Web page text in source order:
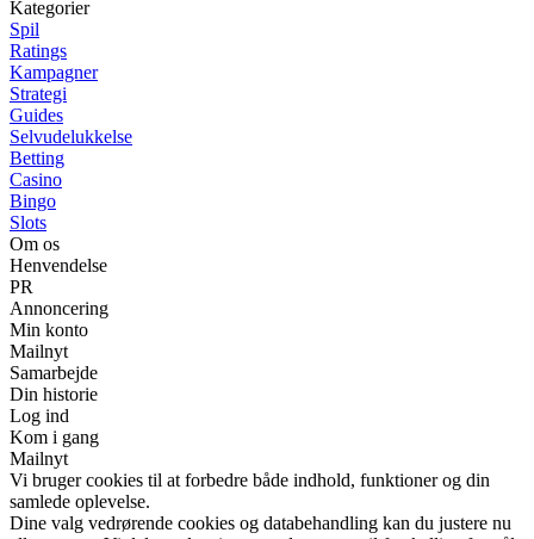
Kategorier
Spil
Ratings
Kampagner
Strategi
Guides
Selvudelukkelse
Betting
Casino
Bingo
Slots
Om os
Henvendelse
PR
Annoncering
Min konto
Mailnyt
Samarbejde
Din historie
Log ind
Kom i gang
Mailnyt
Vi bruger cookies til at forbedre både indhold, funktioner og din
samlede oplevelse.
Dine valg vedrørende cookies og databehandling kan du justere nu